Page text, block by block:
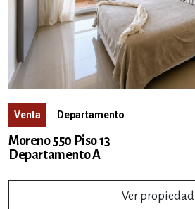
Venta Departamento
Moreno 550 Piso 13
Departamento A
Ver propiedad